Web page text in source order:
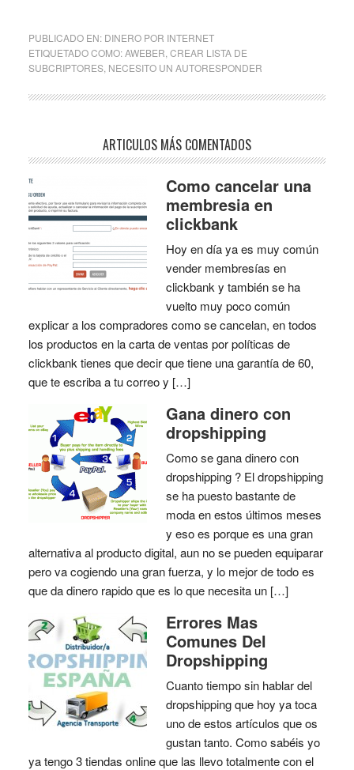
PUBLICADO EN: DINERO POR INTERNET
ETIQUETADO COMO:AWEBER CREAR LISTA DE
SUBCRIPTORES, NECESITO UN AUTORESPONDER
ARTICULOS MÁS COMENTADOS
Como cancelar una
membresia en
clickbank
Hoy en día ya es muy común
vender membresías en
clickbank y también se ha
vuelto muy poco común
explicar a los compradores como se cancelan, en todos
los productos en la carta de ventas por políticas de
clickbank tienes que decir que tiene una garantía de 60,
que te escriba a tu correo y […]
Gana dinero con
dropshipping
Como se gana dinero con
dropshipping ? El dropshipping
se ha puesto bastante de
moda en estos últimos meses
y eso es porque es una gran
alternativa al producto digital, aun no se pueden equiparar
pero va cogiendo una gran fuerza, y lo mejor de todo es
que da dinero rapido que es lo que necesita un […]
Errores Mas
Comunes Del
Dropshipping
Cuanto tiempo sin hablar del
dropshipping que hoy ya toca
uno de estos artículos que os
gustan tanto. Como sabéis yo
ya tengo 3 tiendas online que las llevo totalmente con el